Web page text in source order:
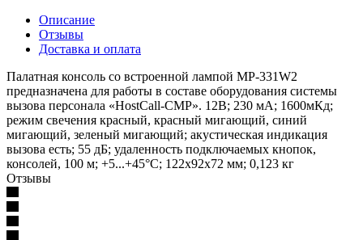
Описание
Отзывы
Доставка и оплата
Палатная консоль со встроенной лампой MP-331W2
предназначена для работы в составе оборудования системы
вызова персонала «HostCall-CMP». 12В; 230 мА; 1600мКд;
режим свечения красный, красный мигающий, синий
мигающий, зеленый мигающий; акустическая индикация
вызова есть; 55 дБ; удаленность подключаемых кнопок,
консолей, 100 м; +5...+45°C; 122х92х72 мм; 0,123 кг
Отзывы